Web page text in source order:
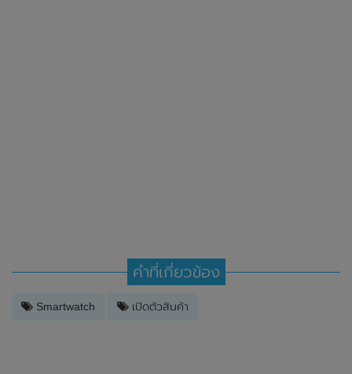
คำที่เกี่ยวข้อง
Smartwatch เปิดตัวสินค้า